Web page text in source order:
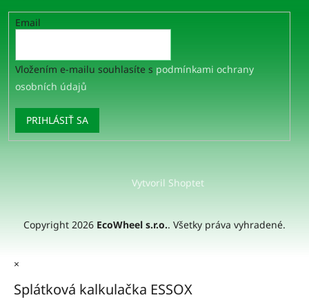
Email
Vložením e-mailu souhlasíte s podmínkami ochrany
osobních údajů
PRIHLÁSIŤ SA
Vytvoril Shoptet
Copyright 2026 EcoWheel s.r.o.. Všetky práva vyhradené.
×
Splátková kalkulačka ESSOX